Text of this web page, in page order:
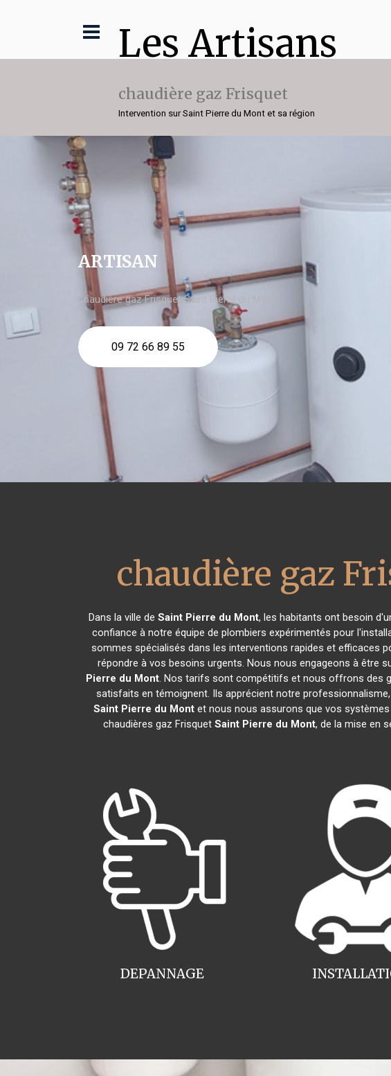
Les Artisans
chaudière gaz Frisquet
Intervention sur Saint Pierre du Mont et sa région
ARTISAN
chaudière gaz Frisquet Saint Pierre du Mont
09 72 66 89 55
chaudière gaz
Dans la ville de Saint Pierre du Mont, les habitants ont besoin
confiance à notre équipe de plombiers expérimentés pour
sommes spécialisés dans les interventions rapides et efficaces
répondre à vos besoins urgents. Nous nous engageons à être
Pierre du Mont. Nos tarifs sont compétitifs et nous offrons des
satisfaits en témoignent. Ils apprécient notre
Saint Pierre du Mont et nous nous assurons que vos
chaudières gaz Frisquet Saint Pierre du Mont, de la mise en
DEPANNAGE